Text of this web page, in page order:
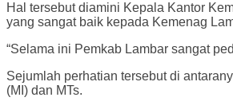
Hal tersebut diamini Kepala Kantor
yang sangat baik kepada Kemenag
“Selama ini Pemkab Lambar sangat
Sejumlah perhatian tersebut di
(MI) dan MTs.